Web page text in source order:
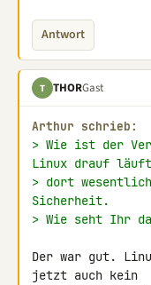
Antwort
T THORGast
Arthur schrieb:
> Wie ist der
Linux drauf
> dort
Sicherheit.
> Wie seht Ihr
Der war gut.
jetzt auch kein